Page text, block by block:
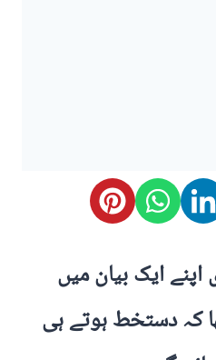
ایک بیان میں
کہ دستخط ہوتے ہی